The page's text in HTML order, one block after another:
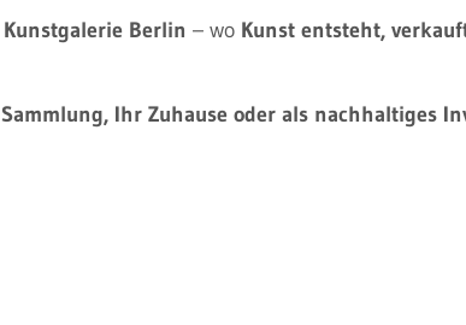
Berlin – wo Kunst entsteht,
Ihr Zuhause oder als nachhaltiges